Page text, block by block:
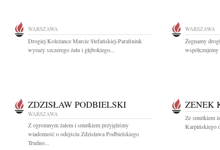
WARSZAWA
Drogiej Koleżance Marcie Stefańskiej-Parafiniuk
wyrazy szczerego żalu i głębokiego...
WARSZAWA
Żegnamy
ZDZISŁAW PODBIELSKI
WARSZAWA
Z ogromnym żalem i smutkiem przyjęliśmy
wiadomość o odejściu Zdzisława Podbielskiego
Trudno...
ZENEK
Ze smutkiem
Karpińskiego